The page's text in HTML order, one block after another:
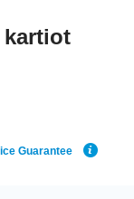
kartiot
Guarantee